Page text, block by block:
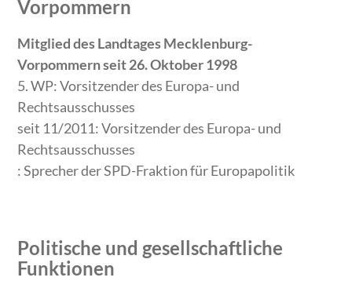
Vorpommern
Mitglied des Landtages Mecklenburg-
Vorpommern seit 26. Oktober 1998
5. WP: Vorsitzender des Europa- und
Rechtsausschusses
seit 11/2011: Vorsitzender des Europa- und
Rechtsausschusses
: Sprecher der SPD-Fraktion für Europapolitik
Politische und gesellschaftliche
Funktionen